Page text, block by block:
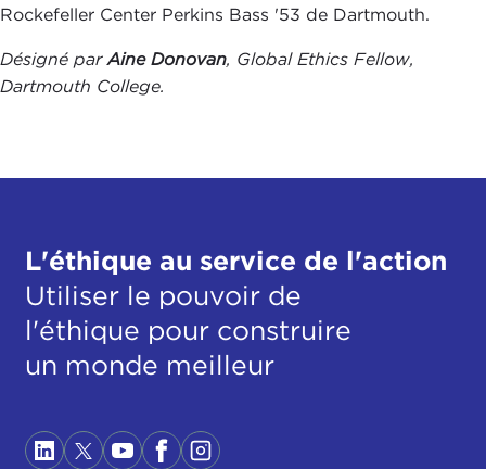
Rockefeller Center Perkins Bass '53 de Dartmouth.
Désigné parAine Donovan, Global Ethics Fellow,
Dartmouth College.
L'éthique au service de l'action
Utiliser le pouvoir de
l'éthique pour construire
un monde meilleur